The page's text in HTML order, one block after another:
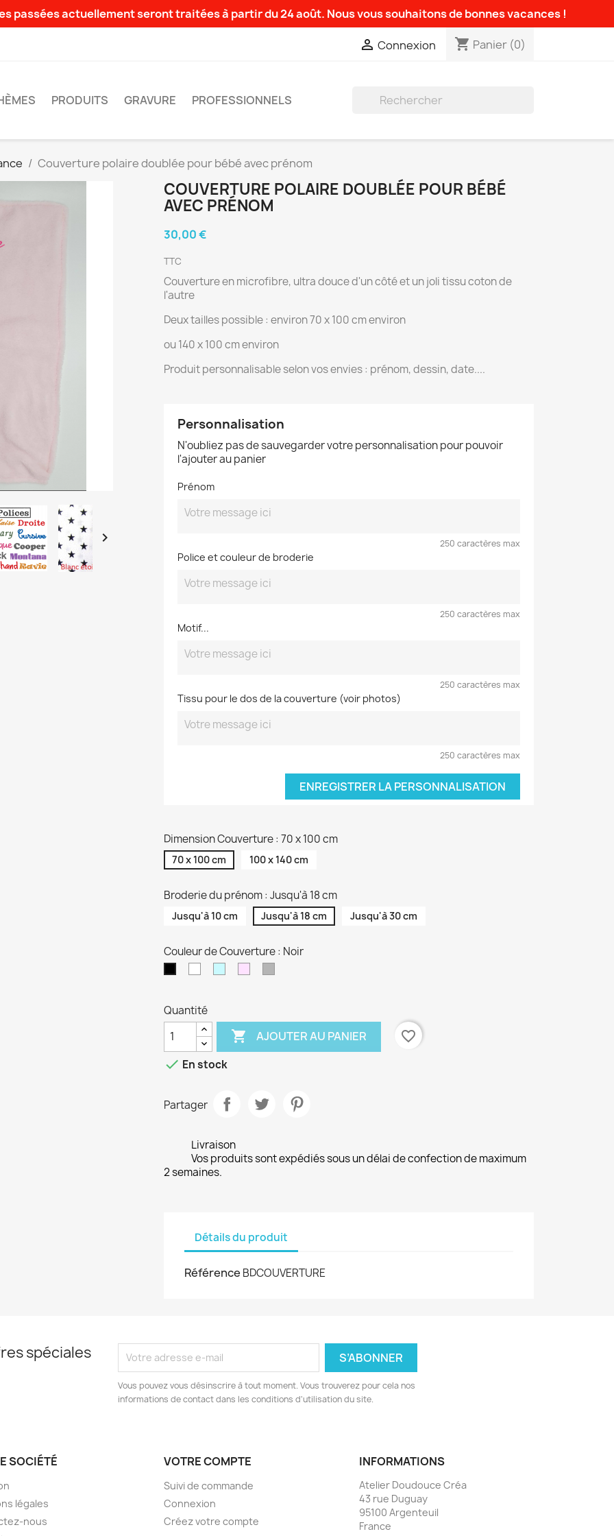
passées actuellement seront traitées à partir du 24 août. Nous vous souhaitons de bonnes vacances !
 Connexion shopping_cart Panier (0)
PRODUITS GRAVURE PROFESSIONNELS
Couverture polaire doublée pour bébé avec prénom

COUVERTURE POLAIRE DOUBLÉE POUR BÉBÉ
AVEC PRÉNOM
30,00 €
TTC
Couverture en microfibre, ultra douce d'un côté et un joli tissu coton de
l'autre
Deux tailles possible : environ 70 x 100 cm environ
ou 140 x 100 cm environ
Produit personnalisable selon vos envies : prénom, dessin, date....
Personnalisation
N'oubliez pas de sauvegarder votre personnalisation pour pouvoir
l'ajouter au panier
Prénom
250 caractères max
Police et couleur de broderie
250 caractères max
Motif...
250 caractères max
Tissu pour le dos de la couverture (voir photos)
250 caractères max
ENREGISTRER LA PERSONNALISATION
Dimension Couverture : 70 x 100 cm
70 x 100 cm 100 x 140 cm
Broderie du prénom : Jusqu'à 18 cm
Jusqu'à 10 cm Jusqu'à 18 cm Jusqu'à 30 cm
Couleur de Couverture : Noir
Quantité
 AJOUTER AU PANIER
favorite_border
 En stock
Partager
Livraison
Vos produits sont expédiés sous un délai de confection de maximum
2 semaines.
Détails du produit
Référence BDCOUVERTURE
spéciales
Vous pouvez vous désinscrire à tout moment. Vous trouverez pour cela nos
informations de contact dans les conditions d'utilisation du site.
SOCIÉTÉ
légales
nous
VOTRE COMPTE
Suivi de commande
Connexion
Créez votre compte
INFORMATIONS
Atelier Doudouce Créa
43 rue Duguay
95100 Argenteuil
France